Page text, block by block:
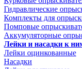
Гидравлические
Комплекты для
Помповые
Аккумуляторные
Лейки и насадки к
Лейки оцинкованные
Насадки